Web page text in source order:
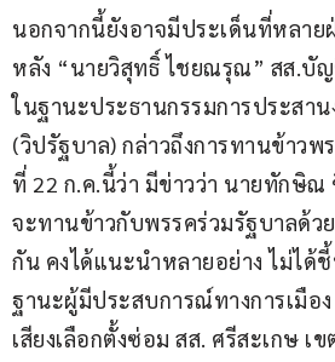
นอกจากนี้ยังอาจมีประเด็นที่หลาย
หลัง “นายวิสุทธิ์ ไชยณรุณ” สส.บั
ในฐานะประธานกรรมการประสา
(วิปรัฐบาล) กล่าวถึงการทานข้าวพ
ที่ 22 ก.ค.นี้ว่า มีข่าวว่า นายทักษิ
จะทานข้าวกับพรรคร่วมรัฐบาลด้
กัน คงได้แนะนำหลายอย่าง ไม่ได้
ฐานะผู้มีประสบการณ์ทางการเมือง
เสียงเลือกตั้งซ่อม สส. ศรีสะเกษ เ